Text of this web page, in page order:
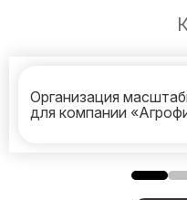
Организация
для компании